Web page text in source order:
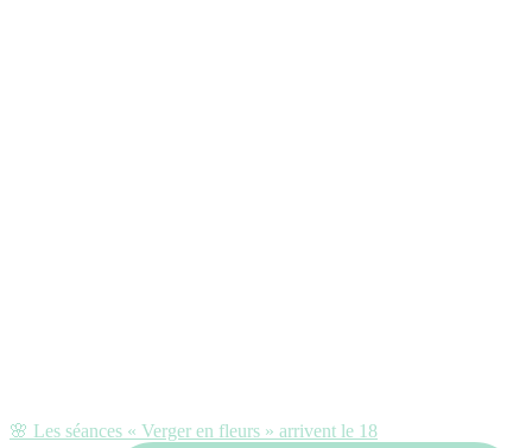
🌸 Les séances « Verger en fleurs » arrivent le 18